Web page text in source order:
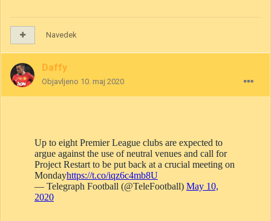
Navedek
Daffy
Objavljeno 10. maj 2020